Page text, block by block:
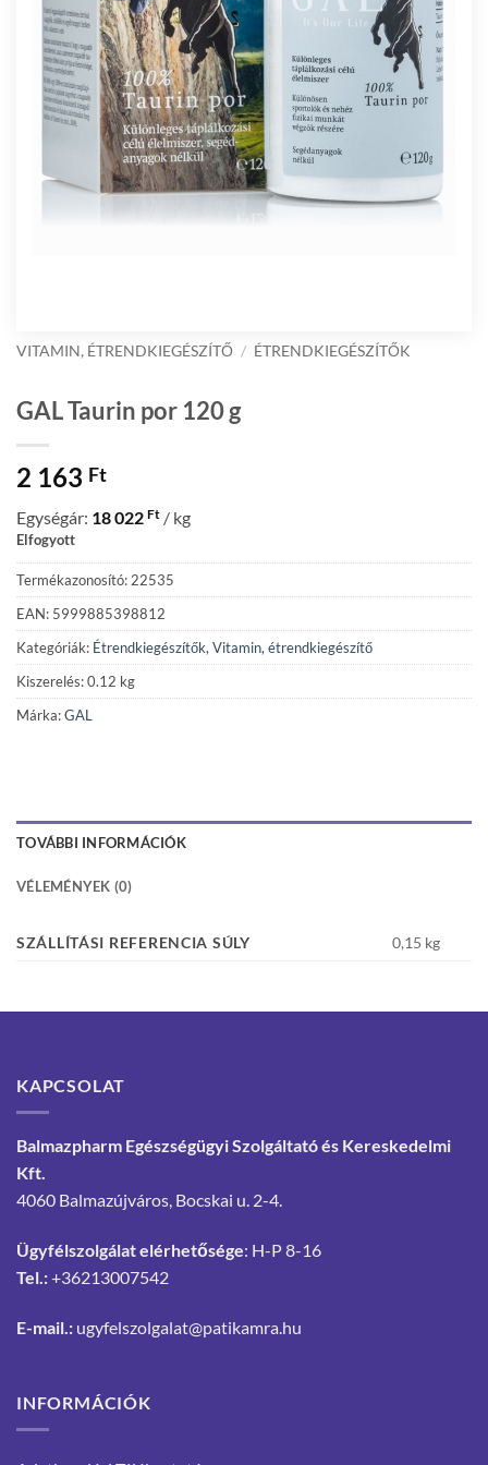
VITAMIN, ÉTRENDKIEGÉSZÍTŐ / ÉTRENDKIEGÉSZÍTŐK
GAL Taurin por 120 g
2 163 Ft
Egységár: 18 022 Ft / kg
Elfogyott
Termékazonosító: 22535
EAN: 5999885398812
Kategóriák: Étrendkiegészítők, Vitamin, étrendkiegészítő
Kiszerelés: 0.12 kg
Márka:GAL
TOVÁBBI INFORMÁCIÓK
VÉLEMÉNYEK (0)
SZÁLLÍTÁSI REFERENCIA SÚLY 0,15 kg
KAPCSOLAT
Balmazpharm Egészségügyi Szolgáltató és Kereskedelmi
Kft.
4060 Balmazújváros, Bocskai u. 2-4.
Ügyfélszolgálat elérhetősége: H-P 8-16
Tel.:+36213007542
E-mail.: ugyfelszolgalat@patikamra.hu
INFORMÁCIÓK